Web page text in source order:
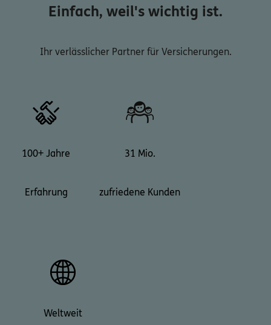
Einfach, weil's wichtig ist.
Ihr verlässlicher Partner für Versicherungen.
100+ Jahre
Erfahrung
31 Mio.
zufriedene Kunden
Weltweit